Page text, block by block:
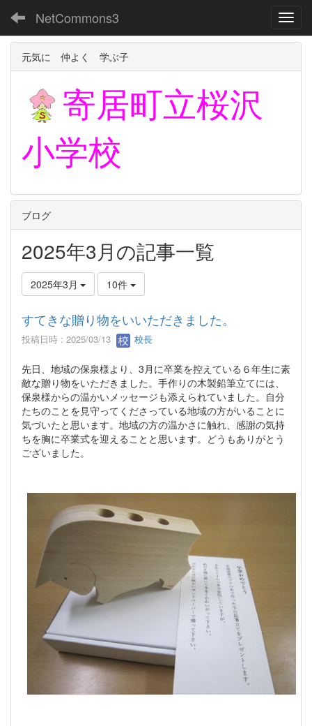
NetCommons3
元気に 仲よく 学ぶ子
寄居町立桜沢
小学校
ブログ
2025年3月の記事一覧
2025年3月 10件
すてきな贈り物をいいただきました。
投稿日時 : 2025/03/13 校長
先日、地域の保泉様より、3月に卒業を控えている６年生に素
敵な贈り物をいただきました。手作りの木製鉛筆立てには、
保泉様からの温かいメッセージも添えられていました。自分
たちのことを見守ってくださっている地域の方がいることに
気づいたと思います。地域の方の温かさに触れ、感謝の気持
ちを胸に卒業式を迎えることと思います。どうもありがとう
ございました。